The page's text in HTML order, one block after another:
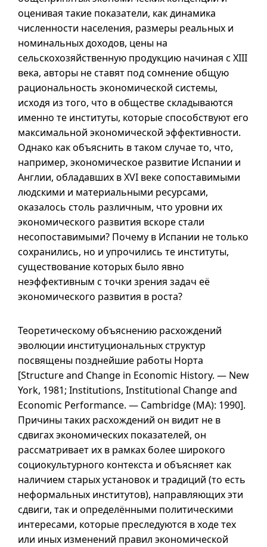
оценивая такие показатели, как динамика
численности населения, размеры реальных и
номинальных доходов, цены на
сельскохозяйственную продукцию начиная с XIII
века, авторы не ставят под сомнение общую
рациональность экономической системы,
исходя из того, что в обществе складываются
именно те институты, которые способствуют его
максимальной экономической эффективности.
Однако как объяснить в таком случае то, что,
например, экономическое развитие Испании и
Англии, обладавших в XVI веке сопоставимыми
людскими и материальными ресурсами,
оказалось столь различным, что уровни их
экономического развития вскоре стали
несопоставимыми? Почему в Испании не только
сохранились, но и упрочились те институты,
существование которых было явно
неэффективным с точки зрения задач её
экономического развития в роста?
Теоретическому объяснению расхождений
эволюции институциональных структур
посвящены позднейшие работы Норта
[Structure and Change in Economic History. — New
York, 1981; Institutions, Institutional Change and
Economic Performance. — Cambridge (MA): 1990].
Причины таких расхождений он видит не в
сдвигах экономических показателей, он
рассматривает их в рамках более широкого
социокультурного контекста и объясняет как
наличием старых установок и традиций (то есть
неформальных институтов), направляющих эти
сдвиги, так и определёнными политическими
интересами, которые преследуются в ходе тех
или иных изменений правил экономической